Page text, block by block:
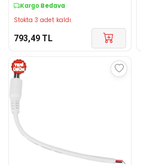
Kargo Bedava
Stokta 3 adet kaldı.
793,49 TL